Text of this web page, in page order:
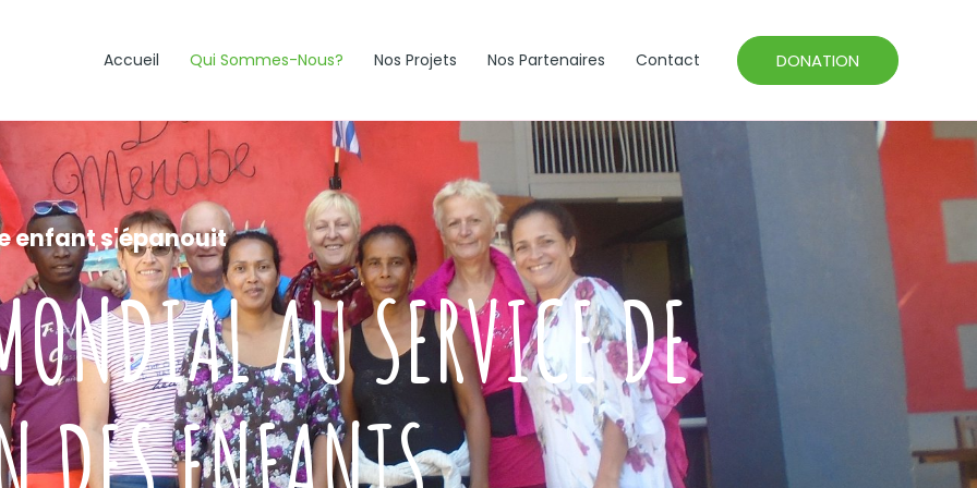
Accueil Qui Sommes-Nous? Nos Projets Nos Partenaires Contact DONATION
enfant s'épanouit
AU SERVICE DE